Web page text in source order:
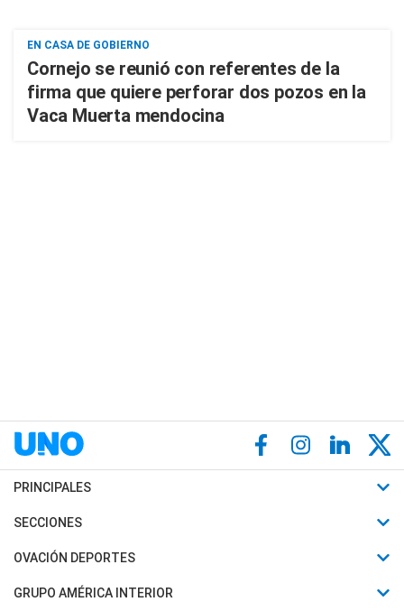
EN CASA DE GOBIERNO
Cornejo se reunió con referentes de la
firma que quiere perforar dos pozos en la
Vaca Muerta mendocina
PRINCIPALES
Últimas Noticias
Política
SECCIONES
Horóscopo
Motores
OVACIÓN DEPORTES
Fútbol
GRUPO AMÉRICA INTERIOR